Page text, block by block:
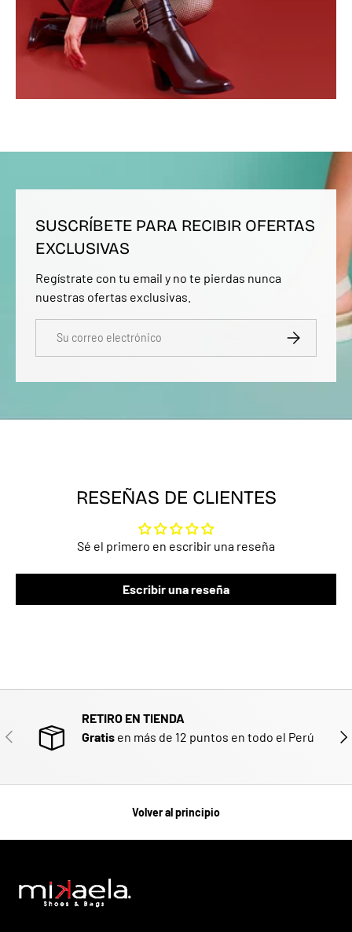
SUSCRÍBETE PARA RECIBIR OFERTAS
EXCLUSIVAS
Regístrate con tu email y no te pierdas nunca
nuestras ofertas exclusivas.
SUSCRIBIRSE
RESEÑAS DE CLIENTES
Sé el primero en escribir una reseña
Escribir una reseña
ANTERIOR
RETIRO EN TIENDA
Gratis en más de 12 puntos en todo el Perú
Volver al principio